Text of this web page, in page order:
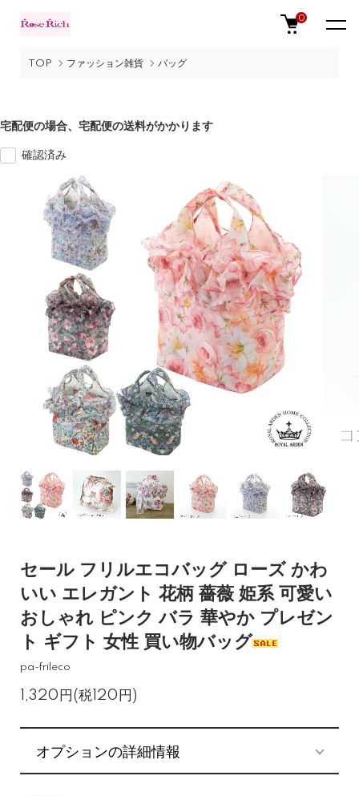
0
TOP ファッション雑貨 バッグ
宅配便の場合、宅配便の送料がかかります
確認済み
セール フリルエコバッグ ローズ かわ
いい エレガント 花柄 薔薇 姫系 可愛い
おしゃれ ピンク バラ 華やか プレゼン
ト ギフト 女性 買い物バッグ
pa-frileco
1,320円(税120円)
オプションの詳細情報